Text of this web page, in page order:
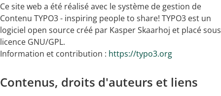
Ce site web a été réalisé avec le système de gestion de
Contenu TYPO3 - inspiring people to share! TYPO3 est un
logiciel open source créé par Kasper Skaarhoj et placé sous
licence GNU/GPL.
Information et contribution : https://typo3.org
Contenus, droits d'auteurs et liens